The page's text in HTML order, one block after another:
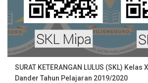
SURAT KETERANGAN LULUS (SKL) Kelas
Dander Tahun Pelajaran 2019/2020